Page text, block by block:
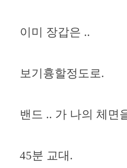
이미 장갑은 ..
보기흉할정도로.
밴드 .. 가 나의 체면
45분 교대.